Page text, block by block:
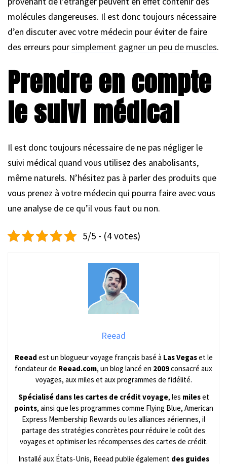
molécules dangereuses. Il est donc toujours nécessaire
d’en discuter avec votre médecin pour éviter de faire
des erreurs poursimplement gagner un peu de muscles.
Prendre en compte
le suivi médical
Il est donc toujours nécessaire de ne pas négliger le
suivi médical quand vous utilisez des anabolisants,
même naturels. N’hésitez pas à parler des produits que
vous prenez à votre médecin qui pourra faire avec vous
une analyse de ce qu’il vous faut ou non.
5/5 - (4 votes)
Reead
Reead est un blogueur voyage français basé à Las Vegaset le
fondateur de Reead.com, un blog lancé en 2009consacré aux
voyages, aux miles et aux programmes de fidélité.
Spécialisé dans les cartes de crédit voyage, les mileset
points, ainsi que les programmes comme Flying Blue, American
Express Membership Rewards ou les alliances aériennes, il
partage des stratégies concrètes pour réduire le coût des
voyages et optimiser les récompenses des cartes de crédit.
Installé aux États-Unis, Reead publie également des guides